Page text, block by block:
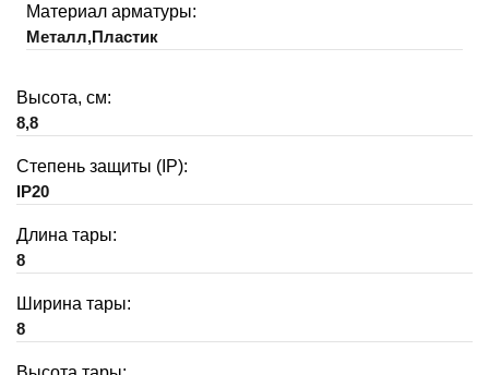
Материал арматуры:
Металл,Пластик
Высота, см:
8,8
Степень защиты (IP):
IP20
Длина тары:
8
Ширина тары:
8